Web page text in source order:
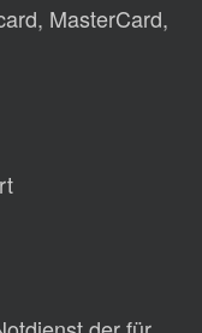
MasterCard,